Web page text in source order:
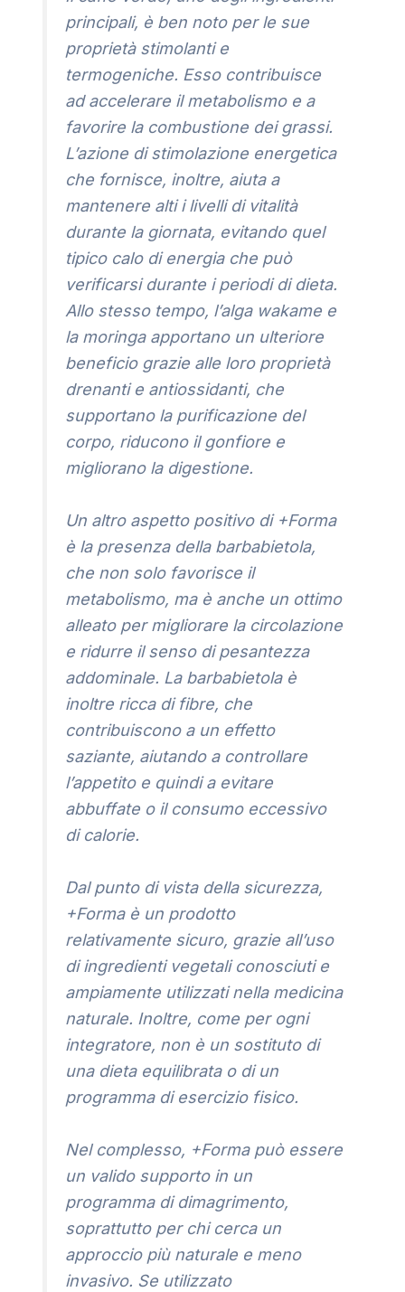
principali, è ben noto per le sue
proprietà stimolanti e
termogeniche. Esso contribuisce
ad accelerare il metabolismo e a
favorire la combustione dei grassi.
L’azione di stimolazione energetica
che fornisce, inoltre, aiuta a
mantenere alti i livelli di vitalità
durante la giornata, evitando quel
tipico calo di energia che può
verificarsi durante i periodi di dieta.
Allo stesso tempo, l’alga wakame e
la moringa apportano un ulteriore
beneficio grazie alle loro proprietà
drenanti e antiossidanti, che
supportano la purificazione del
corpo, riducono il gonfiore e
migliorano la digestione.
Un altro aspetto positivo di +Forma
è la presenza della barbabietola,
che non solo favorisce il
metabolismo, ma è anche un ottimo
alleato per migliorare la circolazione
e ridurre il senso di pesantezza
addominale. La barbabietola è
inoltre ricca di fibre, che
contribuiscono a un effetto
saziante, aiutando a controllare
l’appetito e quindi a evitare
abbuffate o il consumo eccessivo
di calorie.
Dal punto di vista della sicurezza,
+Forma è un prodotto
relativamente sicuro, grazie all’uso
di ingredienti vegetali conosciuti e
ampiamente utilizzati nella medicina
naturale. Inoltre, come per ogni
integratore, non è un sostituto di
una dieta equilibrata o di un
programma di esercizio fisico.
Nel complesso, +Forma può essere
un valido supporto in un
programma di dimagrimento,
soprattutto per chi cerca un
approccio più naturale e meno
invasivo. Se utilizzato